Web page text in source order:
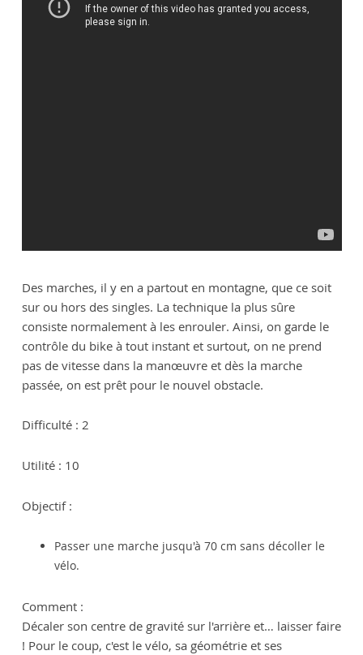
Des marches, il y en a partout en montagne, que ce soit
sur ou hors des singles. La technique la plus sûre
consiste normalement à les enrouler. Ainsi, on garde le
contrôle du bike à tout instant et surtout, on ne prend
pas de vitesse dans la manœuvre et dès la marche
passée, on est prêt pour le nouvel obstacle.
Difficulté : 2
Utilité : 10
Objectif :
Passer une marche jusqu'à 70 cm sans décoller le
vélo.
Comment :
Décaler son centre de gravité sur l'arrière et… laisser faire
! Pour le coup, c'est le vélo, sa géométrie et ses